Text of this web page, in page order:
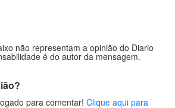
não representam a opinião do Diario
é do autor da mensagem.
para comentar! Clique aqui para